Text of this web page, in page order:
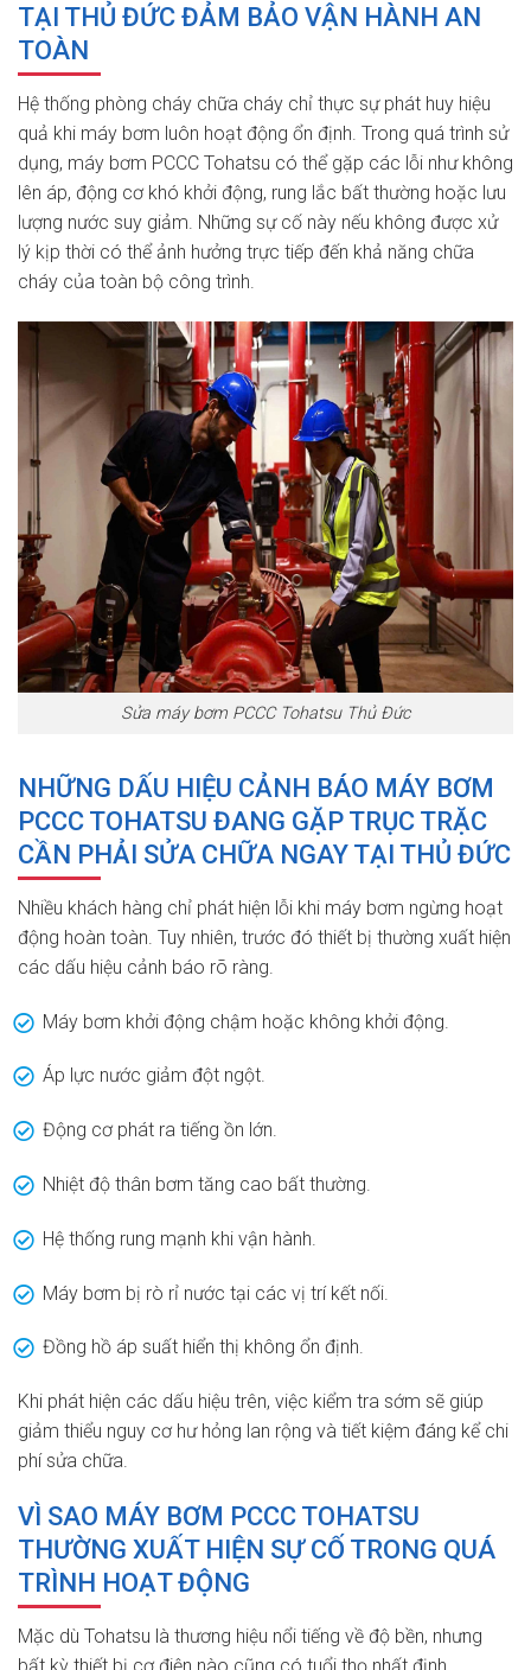
TẠI THỦ ĐỨC ĐẢM BẢO VẬN HÀNH AN
TOÀN
Hệ thống phòng cháy chữa cháy chỉ thực sự phát huy hiệu
quả khi máy bơm luôn hoạt động ổn định. Trong quá trình sử
dụng, máy bơm PCCC Tohatsu có thể gặp các lỗi như không
lên áp, động cơ khó khởi động, rung lắc bất thường hoặc lưu
lượng nước suy giảm. Những sự cố này nếu không được xử
lý kịp thời có thể ảnh hưởng trực tiếp đến khả năng chữa
cháy của toàn bộ công trình.
Sửa máy bơm PCCC Tohatsu Thủ Đức
NHỮNG DẤU HIỆU CẢNH BÁO MÁY BƠM
PCCC TOHATSU ĐANG GẶP TRỤC TRẶC
CẦN PHẢI SỬA CHỮA NGAY TẠI THỦ ĐỨC
Nhiều khách hàng chỉ phát hiện lỗi khi máy bơm ngừng hoạt
động hoàn toàn. Tuy nhiên, trước đó thiết bị thường xuất hiện
các dấu hiệu cảnh báo rõ ràng.
Máy bơm khởi động chậm hoặc không khởi động.
Áp lực nước giảm đột ngột.
Động cơ phát ra tiếng ồn lớn.
Nhiệt độ thân bơm tăng cao bất thường.
Hệ thống rung mạnh khi vận hành.
Máy bơm bị rò rỉ nước tại các vị trí kết nối.
Đồng hồ áp suất hiển thị không ổn định.
Khi phát hiện các dấu hiệu trên, việc kiểm tra sớm sẽ giúp
giảm thiểu nguy cơ hư hỏng lan rộng và tiết kiệm đáng kể chi
phí sửa chữa.
VÌ SAO MÁY BƠM PCCC TOHATSU
THƯỜNG XUẤT HIỆN SỰ CỐ TRONG QUÁ
TRÌNH HOẠT ĐỘNG
Mặc dù Tohatsu là thương hiệu nổi tiếng về độ bền, nhưng